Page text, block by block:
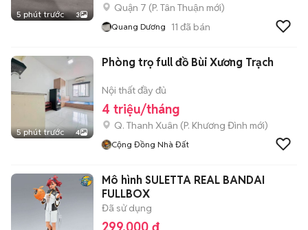
5 phút trước 3
Quận 7 (P. Tân Thuận mới)
Quang Dương 11 đã bán
5 phút trước 4
Phòng trọ full đồ Bùi Xương Trạch
Nội thất đầy đủ
4 triệu/tháng
Q. Thanh Xuân (P. Khương Đình mới)
Cộng Đồng Nhà Đất
Mô hình SULETTA REAL BANDAI
FULLBOX
Đã sử dụng